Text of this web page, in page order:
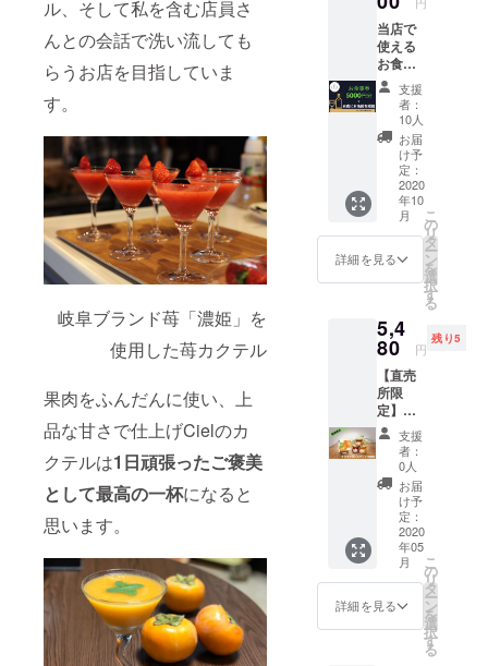
ル、そして私を含む店員さ
んとの会話で洗い流しても
らうお店を目指していま
す。
岐阜ブランド苺「濃姫」を
使用した苺カクテル
果肉をふんだんに使い、上
品な甘さで仕上げCielのカ
クテルは1日頑張ったご褒美
として最高の一杯になると
思います。
いただ
けま
す。 ※
備考欄
に「掲
載する
お名
前」を
記入し
て下さ
い。食
事券の
もその
お名前
せてい
ただき
ます。
掲載を
希望し
ない場
合は、
備考欄
に「掲
載希望
しな
い」と
記入の
上、ご
支援く
い。掲
載期間
は1年間
anta31
※印刷の
関係
上、画
像との
ズレ等
はご容
赦くだ
さい。
画像引
用元：
オレン
ジパー
ム
http://w
palm.co
ンドさ
れてい
て安心
安全。
トース
トやお
菓子は
もちろ
ん、バ
ニラア
イスな
どに添
えても
最高で
すよ！
ニュー
でも使
用予定
です。
柿バ
ター：
95g ※賞
味期限
はでき
るだけ
長いも
のを選
択しま
すが、
期限内
にお召
し上が
当店で
使える
お食事
券5000
円分
（500円
×10枚）
を当店
にて手
渡し+店
内の黒
板ボー
ドにお
名前
（ハン
ドル
ム・会
社名
可）を
掲載い
たしま
す。 〇
1会計2
枚まで
使用可
能（1枚
500円）
〇おつ
りは出
ませ
ん。 〇
ご本人
様以外
支援
者：
10人
お届
け予
定：
2020
年10
月
詳細を見る
こ
の
リ
タ
ー
ン
を
選
択
す
る
5,4
80 円
残り5
【直売
所限
定】岐
阜柿を
使用し
た何と
も珍し
い『柿
ター』
と岐阜
県産フ
ルーツ
のみを
使用し
た
支援
者：
0人
お届
け予
定：
2020
年05
月
詳細を見る
こ
の
リ
タ
ー
ン
を
選
択
す
る